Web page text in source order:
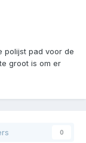
polijst pad voor de
groot is om er
0